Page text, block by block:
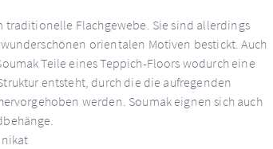
traditionelle Flachgewebe. Sie sind allerdings
orientalen Motiven bestickt. Auch
Teile eines Teppich-Floors wodurch eine
entsteht, durch die die aufregenden
werden. Soumak eignen sich auch